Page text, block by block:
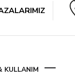
KULLANIM